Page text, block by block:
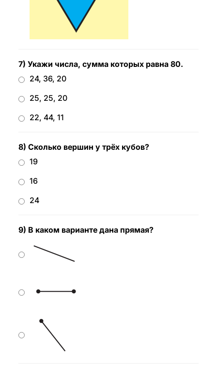
7) Укажи числа, сумма которых равна 80.
24, 36, 20
25, 25, 20
22, 44, 11
8) Сколько вершин у трёх кубов?
19
16
24
9) В каком варианте дана прямая?